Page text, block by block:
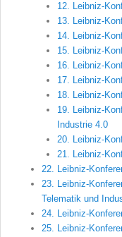
12. Leibniz-
13. Leibniz-
14. Leibniz-
15. Leibniz-
16. Leibniz-
17. Leibniz-
18. Leibniz-
19. Leibniz-
Industrie 4.0
20. Leibniz-
21. Leibniz-
22. Leibniz-
23. Leibniz-
Telematik und
24. Leibniz-
25. Leibniz-